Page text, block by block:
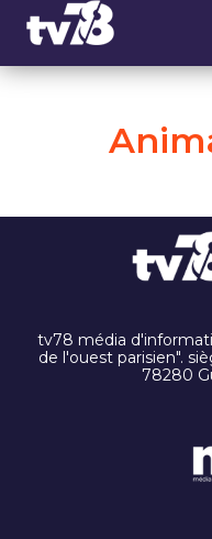
tv78 média
de l'ouest parisien".
78280
Panneau de gestion des